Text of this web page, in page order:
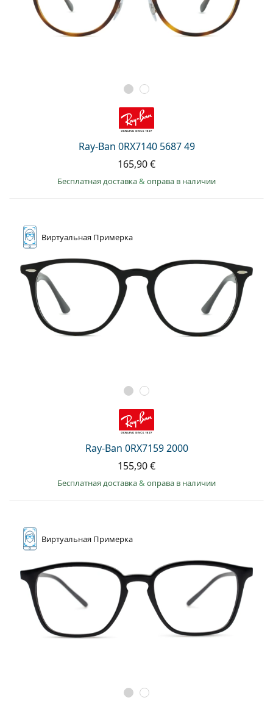
Ray-Ban 0RX7140 5687 49
165,90 €
Бесплатная доставка& оправа в наличии
Виртуальная Примерка
Ray-Ban 0RX7159 2000
155,90 €
Бесплатная доставка& оправа в наличии
Виртуальная Примерка